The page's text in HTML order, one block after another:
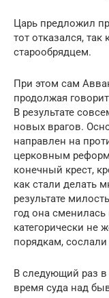
Царь предложил
тот отказался,
старообрядцем.
При этом сам
продолжая
В результате
новых врагов.
направлен на
церковным
конечный крест,
как стали делать
результате
год она
категорически не
порядкам,
В следующий раз в
время суда над